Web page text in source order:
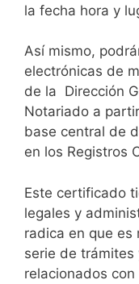
la fecha hora y
Así mismo,
electrónicas de
de la Dirección
Notariado a
base central de
en los Registros
Este certificado
legales y
radica en que es
serie de trámites
relacionados